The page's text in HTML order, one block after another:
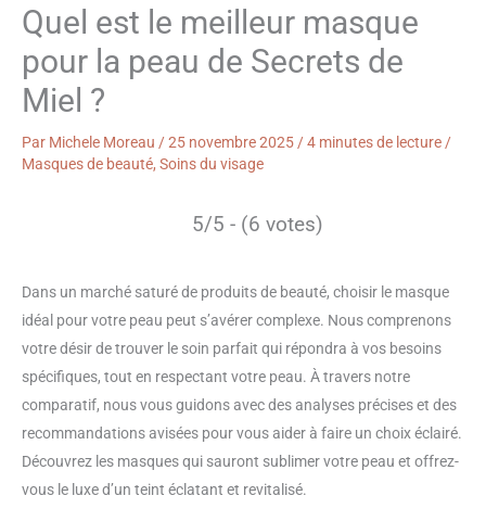
Quel est le meilleur masque
pour la peau de Secrets de
Miel ?
Par Michele Moreau /25 novembre 2025 /4 minutes de lecture /
Masques de beauté, Soins du visage
5/5 - (6 votes)
Dans un marché saturé de produits de beauté, choisir le masque
idéal pour votre peau peut s’avérer complexe. Nous comprenons
votre désir de trouver le soin parfait qui répondra à vos besoins
spécifiques, tout en respectant votre peau. À travers notre
comparatif, nous vous guidons avec des analyses précises et des
recommandations avisées pour vous aider à faire un choix éclairé.
Découvrez les masques qui sauront sublimer votre peau et offrez-
vous le luxe d’un teint éclatant et revitalisé.